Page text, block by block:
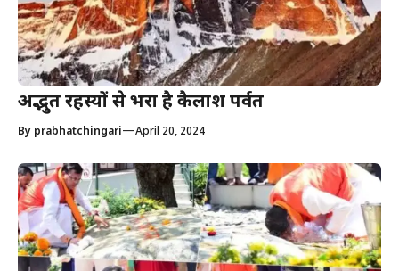
अद्भुत रहस्यों से भरा है कैलाश पर्वत
By prabhatchingari—April 20, 2024